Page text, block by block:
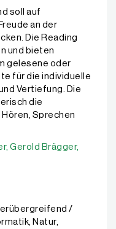
soll auf
an der
Die Reading
und bieten
gelesene oder
für die individuelle
Vertiefung. Die
die
Sprechen
Gerold Brägger,
Gerold Brägger,
/
Natur,